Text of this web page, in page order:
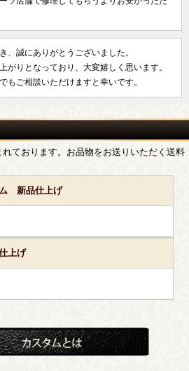
、誠にありがとうございました。
がりとなっており、大変嬉しく思います。
もご相談いただけますと幸いです。
ております。お品物をお送りいただく送料
ム 新品仕上げ
上げ